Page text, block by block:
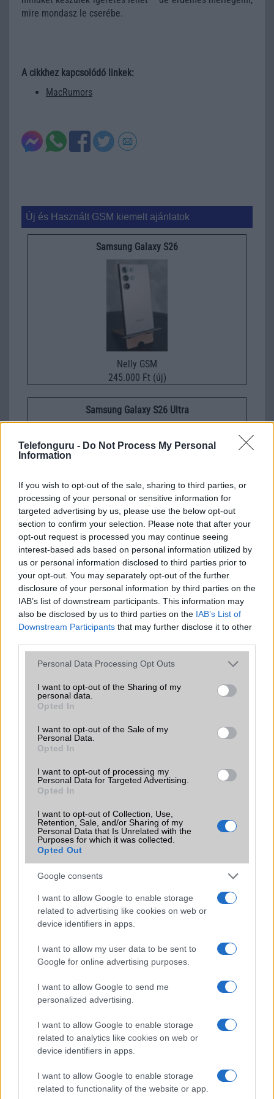
Telefonguru - Do Not Process My Personal
Information
If you wish to opt-out of the sale, sharing to third parties, or
processing of your personal or sensitive information for
targeted advertising by us, please use the below opt-out
section to confirm your selection. Please note that after your
opt-out request is processed you may continue seeing
interest-based ads based on personal information utilized by
us or personal information disclosed to third parties prior to
your opt-out. You may separately opt-out of the further
disclosure of your personal information by third parties on the
IAB’s list of downstream participants. This information may
also be disclosed by us to third parties on the IAB’s List of
Downstream Participants that may further disclose it to other
Please note that this website/app uses one or more Google
not limited to your visit or usage behaviour. You may click to
grant or deny consent to Google and its third-party tags to
use your data for below specified purposes in below Google
consent section.
Personal Data Processing Opt Outs
I want to opt-out of the Sharing of my
personal data.
Opted In
I want to opt-out of the Sale of my
Personal Data.
Opted In
I want to opt-out of processing my
Personal Data for Targeted Advertising.
Opted In
I want to opt-out of Collection, Use,
Retention, Sale, and/or Sharing of my
Personal Data that Is Unrelated with the
Purposes for which it was collected.
Opted Out
Google consents
I want to allow Google to enable storage
related to advertising like cookies on web or
device identifiers in apps.
I want to allow my user data to be sent to
Google for online advertising purposes.
I want to allow Google to send me
personalized advertising.
I want to allow Google to enable storage
related to analytics like cookies on web or
device identifiers in apps.
I want to allow Google to enable storage
related to functionality of the website or app.
mire mondasz le cserébe.
A cikkhez kapcsolódó linkek:
MacRumors
Új és Használt GSM kiemelt ajánlatok
Samsung Galaxy S26
Nelly GSM
245.000 Ft (új)
Samsung Galaxy S26 Ultra
Euro Gsm
392.000 Ft (új)
Samsung Galaxy S25
Euro Gsm
Számos népszerű Samsung Galaxy
készülék kimarad a One UI 9
modellekről
2026.06.30| Phone Arena
A One UI 9 érkezése új mesterséges intelligencia-
funkciókat és továbbfejlesztett kezelőfelületet hoz,
azonban több korábbi csúcskategóriás és középkategóriás
Galaxy készülék számára ez lesz az út vége.
iPhone 18 bemutató dátum - ekkor
rántja le a leplet az Apple az új
csúcsmobilokról
A szeptemberi eseményen az iPhone 18 Pro modellek
mellett a régóta pletykált hajlítható iPhone Ultra is
találgatások továbbra is beárnyékolják a rajtot.
Az Android rejtett automatizmusai: hat
funkció, amely észrevétlenül könnyíti
meg a mindennapokat
2026.06.14| Android Police
Sok felhasználó külön alkalmazásokra esküszik, pedig az
Android már évek óta olyan intelligens funkciókat kínál,
amelyek maguktól dolgoznak a háttérben.